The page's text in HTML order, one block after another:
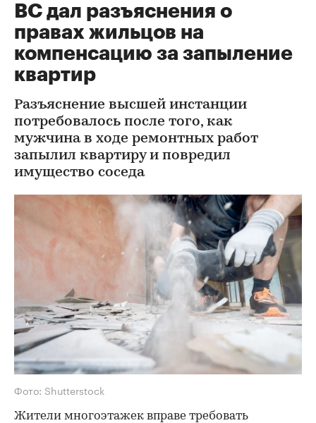
ВС дал разъяснения о
правах жильцов на
компенсацию за запыление
квартир
Разъяснение высшей инстанции
потребовалось после того, как
мужчина в ходе ремонтных работ
запылил квартиру и повредил
имущество соседа
Фото: Shutterstock
Жители многоэтажек вправе требовать